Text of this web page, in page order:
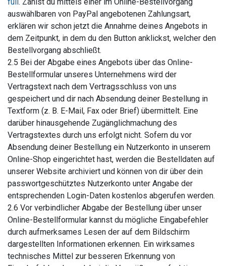
auswählbaren von PayPal angebotenen Zahlungsart,
erklären wir schon jetzt die Annahme deines Angebots in
dem Zeitpunkt, in dem du den Button anklickst, welcher den
Bestellvorgang abschließt.
2.5 Bei der Abgabe eines Angebots über das Online-
Bestellformular unseres Unternehmens wird der
Vertragstext nach dem Vertragsschluss von uns
gespeichert und dir nach Absendung deiner Bestellung in
Textform (z. B. E-Mail, Fax oder Brief) übermittelt. Eine
darüber hinausgehende Zugänglichmachung des
Vertragstextes durch uns erfolgt nicht. Sofern du vor
Absendung deiner Bestellung ein Nutzerkonto in unserem
Online-Shop eingerichtet hast, werden die Bestelldaten auf
unserer Website archiviert und können von dir über dein
passwortgeschütztes Nutzerkonto unter Angabe der
entsprechenden Login-Daten kostenlos abgerufen werden.
2.6 Vor verbindlicher Abgabe der Bestellung über unser
Online-Bestellformular kannst du mögliche Eingabefehler
durch aufmerksames Lesen der auf dem Bildschirm
dargestellten Informationen erkennen. Ein wirksames
technisches Mittel zur besseren Erkennung von